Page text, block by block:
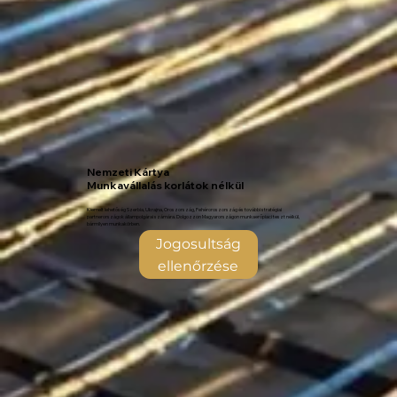
Nemzeti Kártya
Munkavállalás korlátok nélkül
Kiemelt lehetőség Szerbia, Ukrajna, Oroszország, Fehéroroszország és további stratégiai
partnerországok állampolgárai számára. Dolgozzon Magyarországon munkaerőpiaci teszt nélkül,
bármilyen munkakörben.
Jogosultság
ellenőrzése